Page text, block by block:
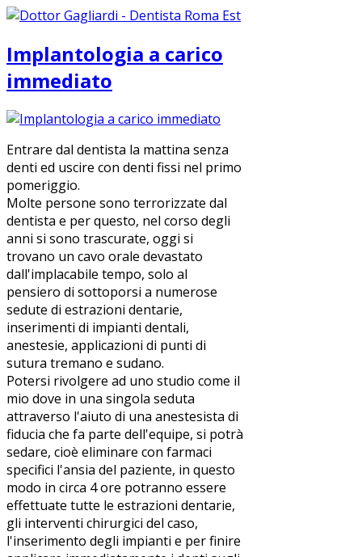
Implantologia a carico
immediato
Entrare dal dentista la mattina senza
denti ed uscire con denti fissi nel primo
pomeriggio.
Molte persone sono terrorizzate dal
dentista e per questo, nel corso degli
anni si sono trascurate, oggi si
trovano un cavo orale devastato
dall'implacabile tempo, solo al
pensiero di sottoporsi a numerose
sedute di estrazioni dentarie,
inserimenti di impianti dentali,
anestesie, applicazioni di punti di
sutura tremano e sudano.
Potersi rivolgere ad uno studio come il
mio dove in una singola seduta
attraverso l'aiuto di una anestesista di
fiducia che fa parte dell'equipe, si potrà
sedare, cioè eliminare con farmaci
specifici l'ansia del paziente, in questo
modo in circa 4 ore potranno essere
effettuate tutte le estrazioni dentarie,
gli interventi chirurgici del caso,
l'inserimento degli impianti e per finire